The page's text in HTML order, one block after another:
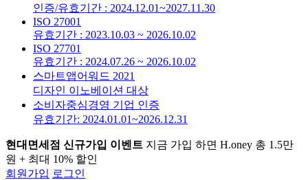
인증/유효기간 : 2024.12.01~2027.11.30
ISO 27001
유효기간 : 2023.10.03 ~ 2026.10.02
ISO 27701
유효기간 : 2024.07.26 ~ 2026.10.02
스마트앱어워드 2021
디자인 이노베이션 대상
소비자중심경영 기업 인증
유효기간: 2024.01.01~2026.12.31
현대면세점 신규가입 이벤트 지금 가입 하면 H.oney 총 1.5만
원 + 최대 10% 할인
회원가입 로그인